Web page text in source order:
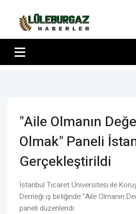
"Aile Olmanın
Olmak" Paneli
Gerçekleştirildi
İstanbul Ticaret Üniversitesi ile
Derneği iş birliğinde "Aile Olmanın
paneli düzenlendi.